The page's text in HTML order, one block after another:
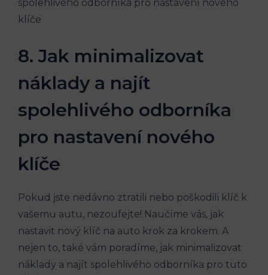
8. Jak minimalizovat
náklady a najít
spolehlivého odborníka
pro nastavení nového
klíče
Pokud ‌jste nedávno ztratili nebo poškodili klíč‍ k
vašemu autu, nezoufejte! Naučíme ‍vás, jak
nastavit nový klíč na auto⁣ krok⁢ za‍ krokem. A
nejen to, také⁣ vám poradíme, jak minimalizovat
náklady ⁤a najít spolehlivého odborníka pro tuto